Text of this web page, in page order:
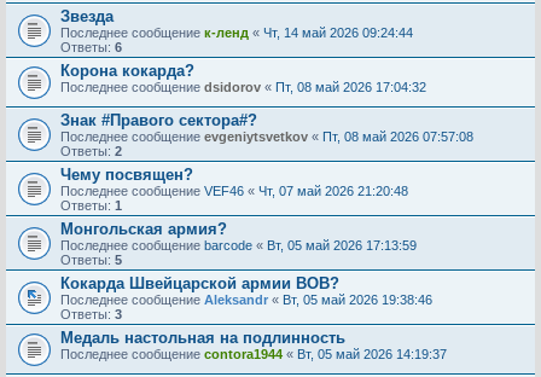
Звезда
Последнее сообщение к-ленд « Чт, 14 май 2026 09:24:44
Ответы: 6
Корона кокарда?
Последнее сообщение dsidorov « Пт, 08 май 2026 17:04:32
Знак #Правого сектора#?
Последнее сообщение evgeniytsvetkov « Пт, 08 май 2026 07:57:08
Ответы: 2
Чему посвящен?
Последнее сообщение VEF46 « Чт, 07 май 2026 21:20:48
Ответы: 1
Монгольская армия?
Последнее сообщение barcode « Вт, 05 май 2026 17:13:59
Ответы: 5
Кокарда Швейцарской армии ВОВ?
Последнее сообщение Aleksandr « Вт, 05 май 2026 19:38:46
Ответы: 3
Медаль настольная на подлинность
Последнее сообщение contora1944 « Вт, 05 май 2026 14:19:37